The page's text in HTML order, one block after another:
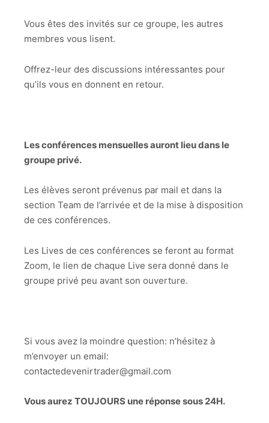
Vous êtes des invités sur ce groupe, les autres
membres vous lisent.
Offrez-leur des discussions intéressantes pour
qu’ils vous en donnent en retour.
Les conférences mensuelles auront lieu dans le
groupe privé.
Les élèves seront prévenus par mail et dans la
section Team de l’arrivée et de la mise à disposition
de ces conférences.
Les Lives de ces conférences se feront au format
Zoom, le lien de chaque Live sera donné dans le
groupe privé peu avant son ouverture.
Si vous avez la moindre question: n’hésitez à
m’envoyer un email:
contactedevenirtrader@gmail.com
Vous aurez TOUJOURS une réponse sous 24H.